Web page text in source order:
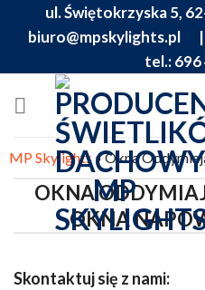
ul. Świętokrzyska 5,
biuro@mpskylights.pl
tel.: 696
MP Skylights »Okna
OKNA
OKNA
Skontaktuj się z nami: